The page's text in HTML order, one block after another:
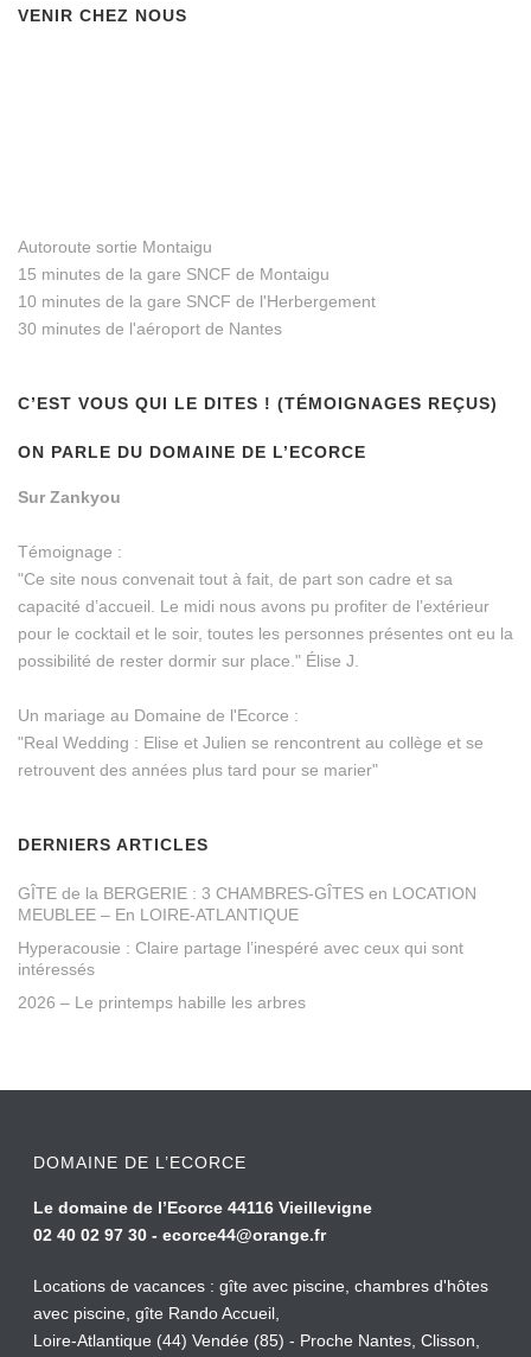
VENIR CHEZ NOUS
Autoroute sortie Montaigu
15 minutes de la gare SNCF de Montaigu
10 minutes de la gare SNCF de l'Herbergement
30 minutes de l'aéroport de Nantes
C’EST VOUS QUI LE DITES ! (TÉMOIGNAGES REÇUS)
ON PARLE DU DOMAINE DE L’ECORCE
Sur Zankyou
Témoignage :
"Ce site nous convenait tout à fait, de part son cadre et sa
capacité d’accueil. Le midi nous avons pu profiter de l’extérieur
pour le cocktail et le soir, toutes les personnes présentes ont eu la
possibilité de rester dormir sur place." Élise J.
Un mariage au Domaine de l'Ecorce :
"Real Wedding : Elise et Julien se rencontrent au collège et se
retrouvent des années plus tard pour se marier"
DERNIERS ARTICLES
GÎTE de la BERGERIE : 3 CHAMBRES-GÎTES en LOCATION
MEUBLEE – En LOIRE-ATLANTIQUE
Hyperacousie : Claire partage l’inespéré avec ceux qui sont
intéressés
2026 – Le printemps habille les arbres
DOMAINE DE L’ECORCE
Le domaine de l’Ecorce 44116 Vieillevigne
02 40 02 97 30 -ecorce44@orange.fr
Locations de vacances : gîte avec piscine, chambres d'hôtes
avec piscine, gîte Rando Accueil,
Loire-Atlantique (44) Vendée (85) - Proche Nantes, Clisson,